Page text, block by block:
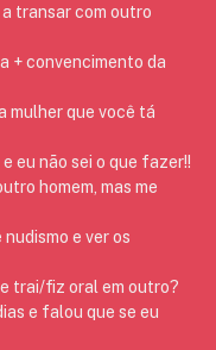
transar com outro
+ convencimento da
mulher que você tá
eu não sei o que fazer!!
homem, mas me
e ver os
trai/fiz oral em outro?
e falou que se eu